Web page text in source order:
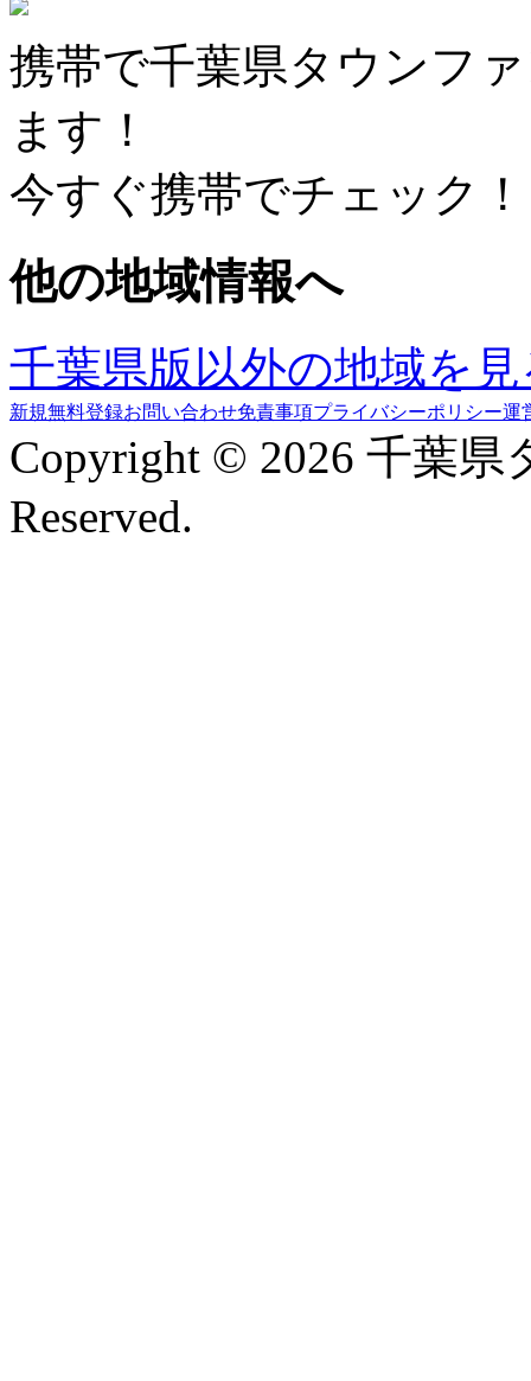
携帯で千葉県タウンフ
ます！
今すぐ携帯でチェック！
他の地域情報へ
千葉県版以外の地域を
新規無料登録お問い合わせ免責事項プライバシーポリシー運
Copyright © 2026 千葉
Reserved.